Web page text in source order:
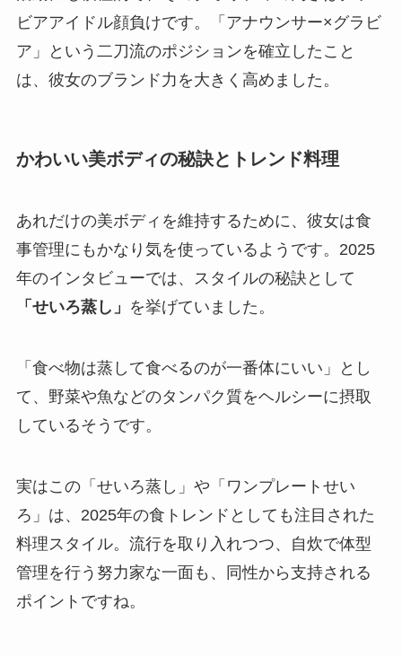
ビアアイドル顔負けです。「アナウンサー×グラビ
ア」という二刀流のポジションを確立したこと
は、彼女のブランド力を大きく高めました。
かわいい美ボディの秘訣とトレンド料理
あれだけの美ボディを維持するために、彼女は食
事管理にもかなり気を使っているようです。2025
年のインタビューでは、スタイルの秘訣として
「せいろ蒸し」 を挙げていました。
「食べ物は蒸して食べるのが一番体にいい」とし
て、野菜や魚などのタンパク質をヘルシーに摂取
しているそうです。
実はこの「せいろ蒸し」や「ワンプレートせい
ろ」は、2025年の食トレンドとしても注目された
料理スタイル。流行を取り入れつつ、自炊で体型
管理を行う努力家な一面も、同性から支持される
ポイントですね。